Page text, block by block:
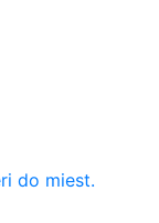
do miest.